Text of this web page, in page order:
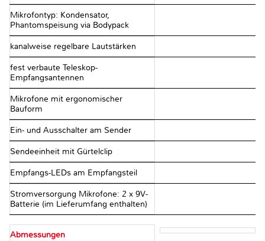
Mikrofontyp: Kondensator,
Phantomspeisung via Bodypack
kanalweise regelbare Lautstärken
fest verbaute Teleskop-
Empfangsantennen
Mikrofone mit ergonomischer
Bauform
Ein- und Ausschalter am Sender
Sendeeinheit mit Gürtelclip
Empfangs-LEDs am Empfangsteil
Stromversorgung Mikrofone: 2 x 9V-
Batterie (im Lieferumfang enthalten)
Abmessungen